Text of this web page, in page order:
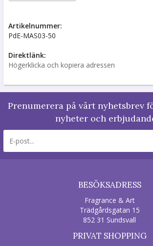
Artikelnummer:
PdE-MAS03-50
Direktlänk:
Högerklicka och kopiera adressen
Prenumerera på vårt nyhetsbrev
nyheter och
BESÖKSADRESS
Fragrance & Art
Trädgårdsgatan 15
852 31 Sundsvall
PRIVAT SHOPPING